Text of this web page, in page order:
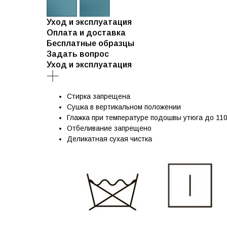
Уход и эксплуатация
Оплата и доставка
Бесплатные образцы
Задать вопрос
Уход и эксплуатация
Стирка запрещена
Сушка в вертикальном положении
Глажка при температуре подошвы утюга до
Отбеливание запрещено
Деликатная сухая чистка